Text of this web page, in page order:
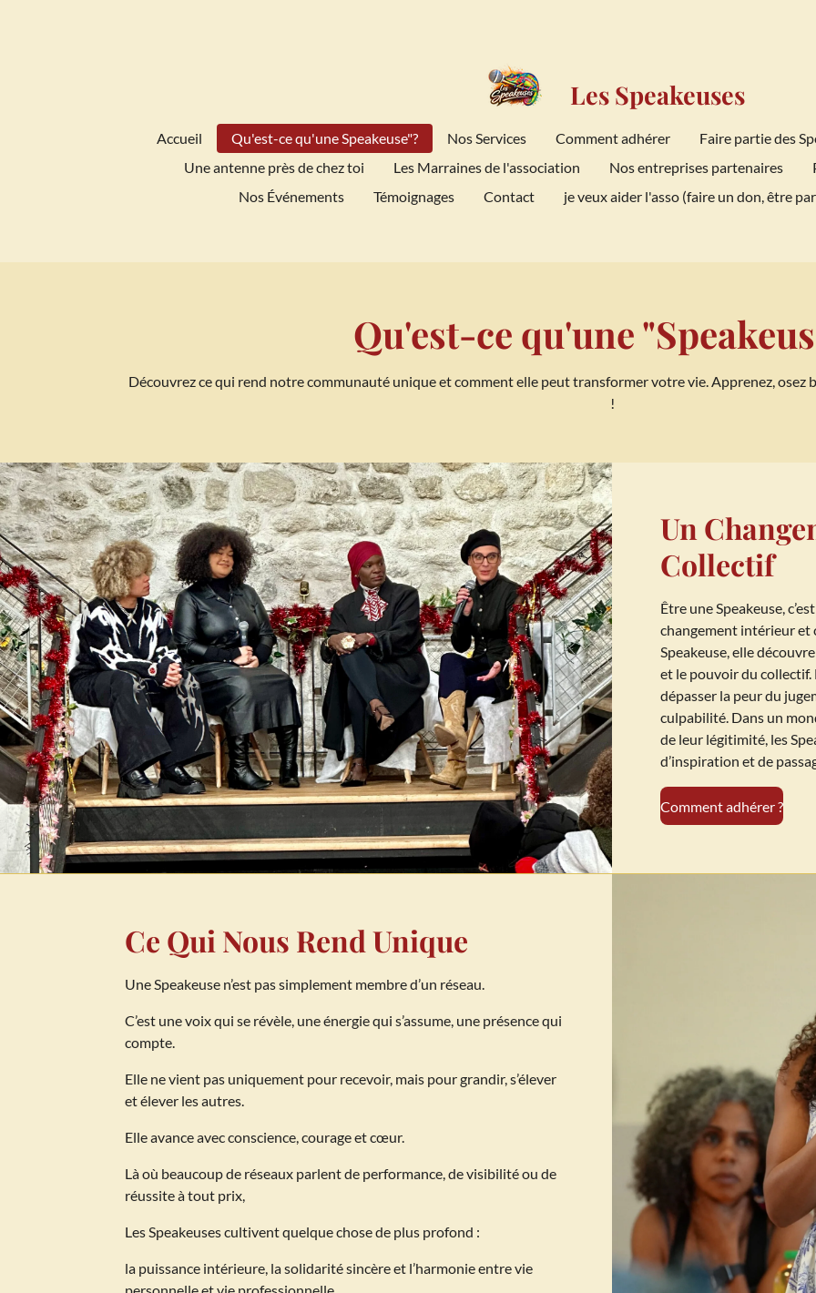
Les Speakeuses
Accueil Qu'est-ce qu'une Speakeuse"? Nos Services Comment adhérer
Faire partie des
Une antenne près de chez toi
Les Marraines de l'association Nos entreprises partenaires
Nos Événements
Témoignages Contact je veux aider l'asso (faire un don, être
Qu'est-ce qu'une
Découvrez ce qui rend notre communauté unique et comment elle peut transformer votre vie. Apprenez, osez
!
Un
Collectif
Être une Speakeuse,
changement intérieur et
Speakeuse, elle
et le pouvoir du collectif.
dépasser la peur du
culpabilité. Dans un
de leur légitimité, les
d’inspiration et de
Comment adhérer ?
Ce Qui Nous Rend Unique
Une Speakeuse n’est pas simplement membre d’un réseau.
C’est une voix qui se révèle, une énergie qui s’assume, une présence qui
compte.
Elle ne vient pas uniquement pour recevoir, mais pour grandir, s’élever
et élever les autres.
Elle avance avec conscience, courage et cœur.
Là où beaucoup de réseaux parlent de performance, de visibilité ou de
réussite à tout prix,
Les Speakeuses cultivent quelque chose de plus profond :
la puissance intérieure, la solidarité sincère et l’harmonie entre vie